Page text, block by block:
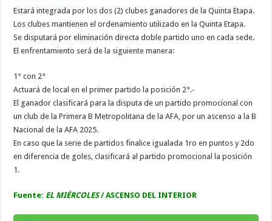
Estará integrada por los dos (2) clubes ganadores de la Quinta Etapa.
Los clubes mantienen el ordenamiento utilizado en la Quinta Etapa.
Se disputará por eliminación directa doble partido uno en cada sede.
El enfrentamiento será de la siguiente manera:
1° con 2°
Actuará de local en el primer partido la posición 2°.-
El ganador clasificará para la disputa de un partido promocional con
un club de la Primera B Metropolitana de la AFA, por un ascenso a la B
Nacional de la AFA 2025.
En caso que la serie de partidos finalice igualada 1ro en puntos y 2do
en diferencia de goles, clasificará al partido promocional la posición
1.
Fuente: EL MIÉRCOLES/ ASCENSO DEL INTERIOR